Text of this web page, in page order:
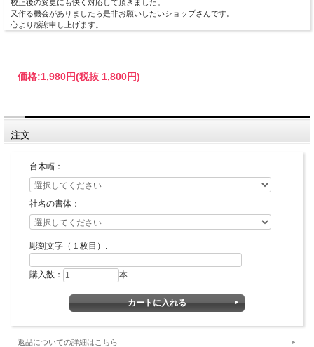
をお願いします。
なお、カートに入れただけではお買い上げにはなりませんので、ご安心ください。
■カートへの入力の方法について■
・台木の種類（幅）をお選びください。
・書体（デザイン）をお選びください。
・彫刻文字 氏名などをお入れください。（例：代表取締役 安部晴明）
校正後の変更にも快く対応して頂きました。
又作る機会がありましたら是非お願いしたいショップさんです。
心より感謝申し上げます。
価格:1,980円(税抜 1,800円)
注文
台木幅：
社名の書体：
彫刻文字（１枚目）:
購入数： 本
返品についての詳細はこちら